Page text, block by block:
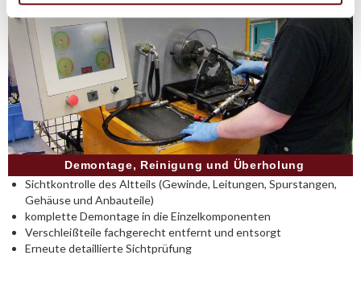
Demontage, Reinigung und Überholung
Sichtkontrolle des Altteils (Gewinde, Leitungen, Spurstangen,
Gehäuse und Anbauteile)
komplette Demontage in die Einzelkomponenten
Verschleißteile fachgerecht entfernt und entsorgt
Erneute detaillierte Sichtprüfung